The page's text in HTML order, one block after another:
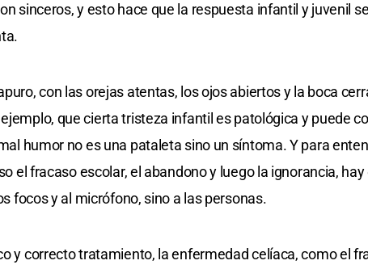
sinceros, y esto hace que la respuesta infantil y juvenil
con las orejas atentas, los ojos abiertos y la boca
que cierta tristeza infantil es patológica y puede
humor no es una pataleta sino un síntoma. Y para
el fracaso escolar, el abandono y luego la ignorancia,
focos y al micrófono, sino a las personas.
y correcto tratamiento, la enfermedad celíaca, como el